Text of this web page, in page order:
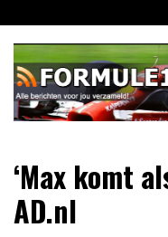
naar
inhoud
Formule 1
verzameld!
‘Max komt
AD.nl